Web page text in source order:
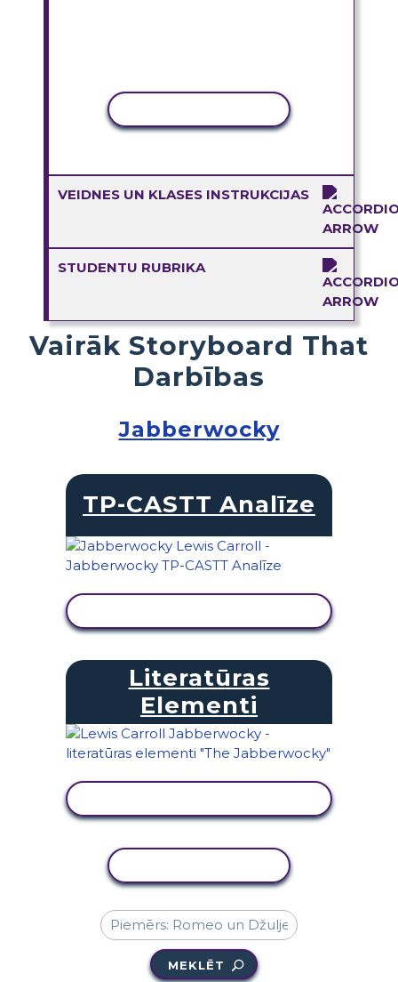
VEIDNES UN KLASES INSTRUKCIJAS
STUDENTU RUBRIKA
Vairāk Storyboard That
Darbības
Jabberwocky
TP-CASTT Analīze
Literatūras
Elementi
MEKLĒT